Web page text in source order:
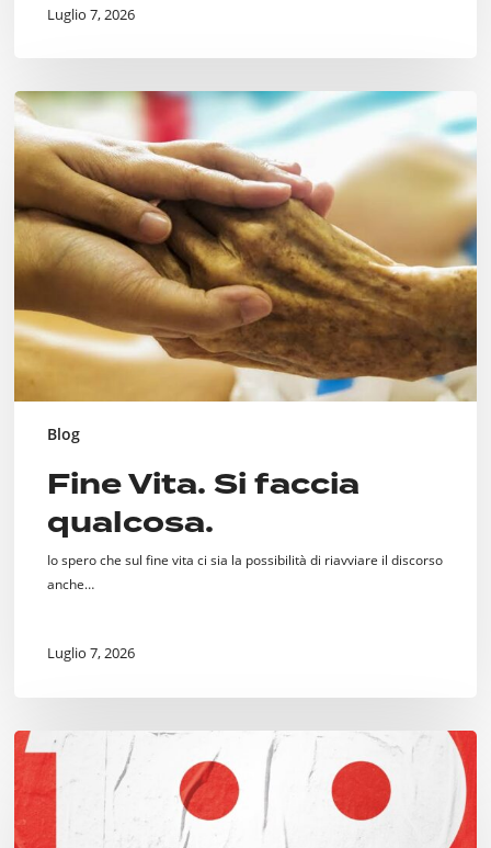
Luglio 7, 2026
Blog
Fine
Vita.
Si
faccia
qualcosa.
Fine Vita. Si faccia
qualcosa.
Io spero che sul fine vita ci sia la possibilità di riavviare il discorso
anche…
Luglio 7, 2026
Cento
per
dal